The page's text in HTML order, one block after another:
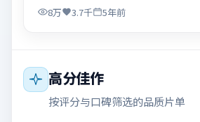
8万 3.7千 5年前
高分佳作
按评分与口碑筛选的品质片单